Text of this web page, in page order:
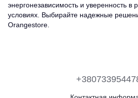
энергонезависимость и уверенность в
условиях. Выбирайте надежные
Orangestore.